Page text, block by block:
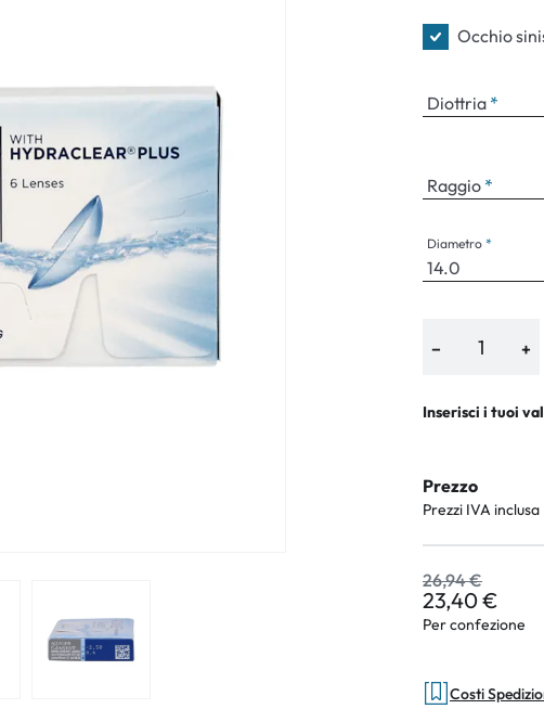
Clean Plus
marche
%
Occhio
Diottria
Raggio
Diametro
− +
Inserisci i tuoi
Prezzo
Prezzi IVA inclusa
26,94 €
23,40 €
Per confezione
Costi